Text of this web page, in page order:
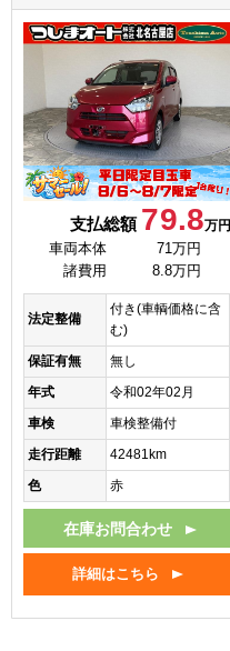
支払総額 79.8万円
車両本体
71万円
諸費用
8.8万円
法定整備
付き(車輌価格に含
む)
保証有無
無し
年式
令和02年02月
車検
車検整備付
走行距離
42481km
色
赤
在庫お問合わせ
詳細はこちら